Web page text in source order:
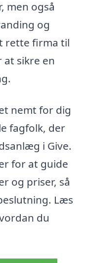
men også
og
rette firma til
sikre en
nemt for dig
fagfolk, der
i Give.
for at guide
og priser, så
Læs
du